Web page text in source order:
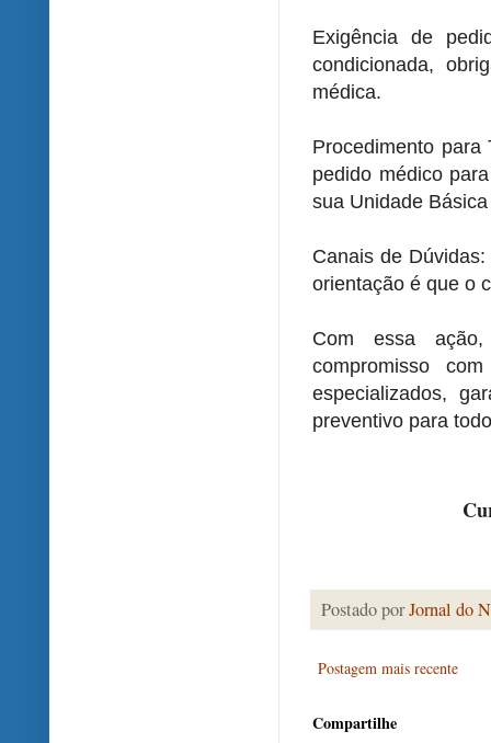
Exigência de
condicionada,
médica.
Procedimento para
pedido médico
sua Unidade
Canais de
orientação é que o
Com essa
compromisso
especializados,
preventivo para
Postado porJornal do
Postagem mais recente
Compartilhe